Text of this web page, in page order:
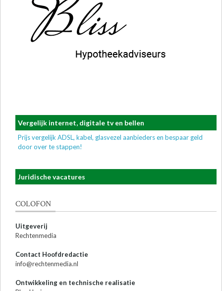
Vergelijk internet, digitale tv en bellen
Prijs vergelijk ADSL, kabel, glasvezel aanbieders en bespaar geld
door over te stappen!
Juridische vacatures
COLOFON
Uitgeverij
Rechtenmedia
Contact Hoofdredactie
info@rechtenmedia.nl
Ontwikkeling en technische realisatie